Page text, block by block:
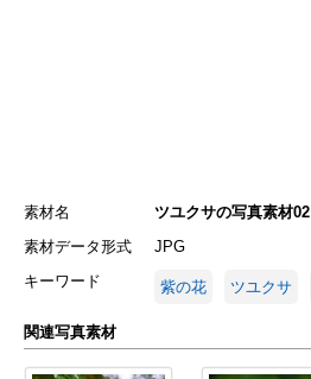
素材名
ツユクサの写真素材02
素材データ形式
JPG
キーワード
紫の花 ツユクサ
関連写真素材